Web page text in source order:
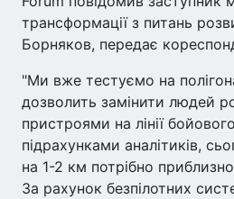
трансформації з питань
Борняков, передає
"Ми вже тестуємо на
дозволить замінити людей
пристроями на лінії
підрахунками аналітиків,
на 1-2 км потрібно
За рахунок безпілотних